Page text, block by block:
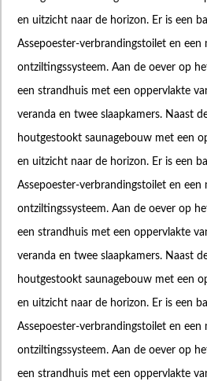
en uitzicht naar de horizon. Er is een
Assepoester-verbrandingstoilet en een
ontziltingssysteem. Aan de oever op
een strandhuis met een oppervlakte
veranda en twee slaapkamers. Naast
houtgestookt saunagebouw met een
en uitzicht naar de horizon. Er is een
Assepoester-verbrandingstoilet en een
ontziltingssysteem. Aan de oever op
een strandhuis met een oppervlakte
veranda en twee slaapkamers. Naast
houtgestookt saunagebouw met een
en uitzicht naar de horizon. Er is een
Assepoester-verbrandingstoilet en een
ontziltingssysteem. Aan de oever op
een strandhuis met een oppervlakte